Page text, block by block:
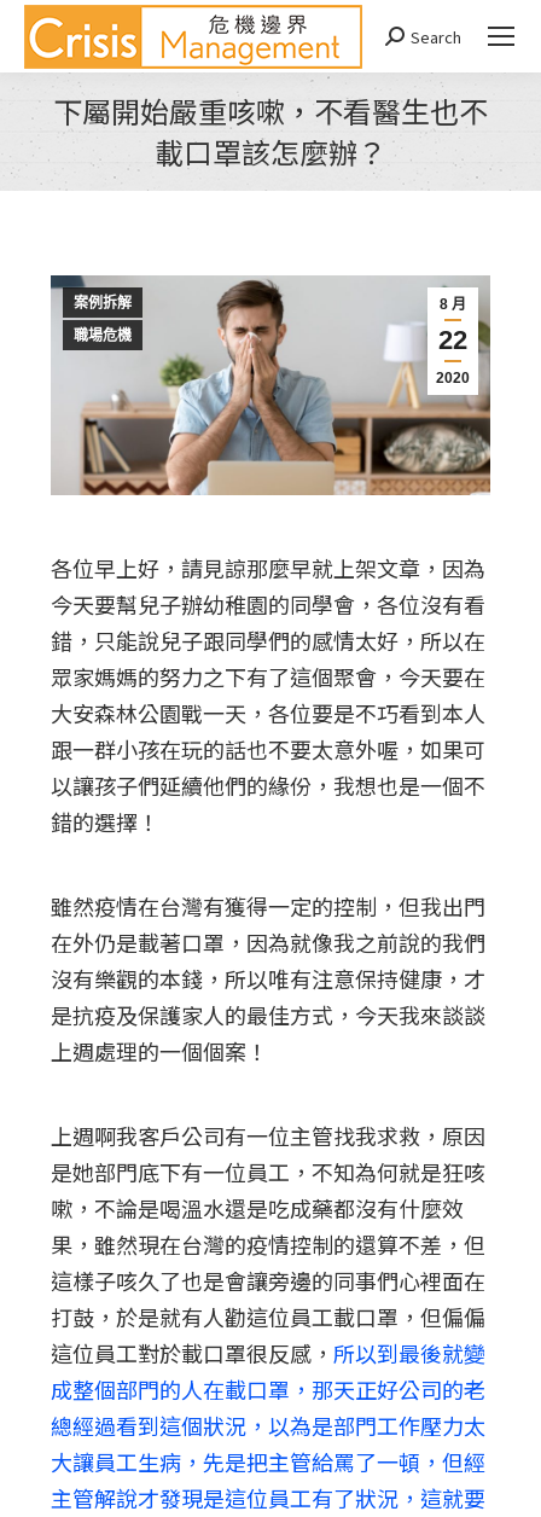
Search:
Search
下屬開始嚴重咳嗽，不看醫生也不
載口罩該怎麼辦？
You are here:
8 月
22
2020
案例拆解
職場危機
各位早上好，請見諒那麼早就上架文章，因為
今天要幫兒子辦幼稚園的同學會，各位沒有看
錯，只能說兒子跟同學們的感情太好，所以在
眾家媽媽的努力之下有了這個聚會，今天要在
大安森林公園戰一天，各位要是不巧看到本人
跟一群小孩在玩的話也不要太意外喔，如果可
以讓孩子們延續他們的緣份，我想也是一個不
錯的選擇！
雖然疫情在台灣有獲得一定的控制，但我出門
在外仍是載著口罩，因為就像我之前說的我們
沒有樂觀的本錢，所以唯有注意保持健康，才
是抗疫及保護家人的最佳方式，今天我來談談
上週處理的一個個案！
上週啊我客戶公司有一位主管找我求救，原因
是她部門底下有一位員工，不知為何就是狂咳
嗽，不論是喝溫水還是吃成藥都沒有什麼效
果，雖然現在台灣的疫情控制的還算不差，但
這樣子咳久了也是會讓旁邊的同事們心裡面在
打鼓，於是就有人勸這位員工載口罩，但偏偏
這位員工對於載口罩很反感， 所以到最後就變
成整個部門的人在載口罩，那天正好公司的老
總經過看到這個狀況，以為是部門工作壓力太
大讓員工生病，先是把主管給罵了一頓，但經
主管解說才發現是這位員工有了狀況，這就要